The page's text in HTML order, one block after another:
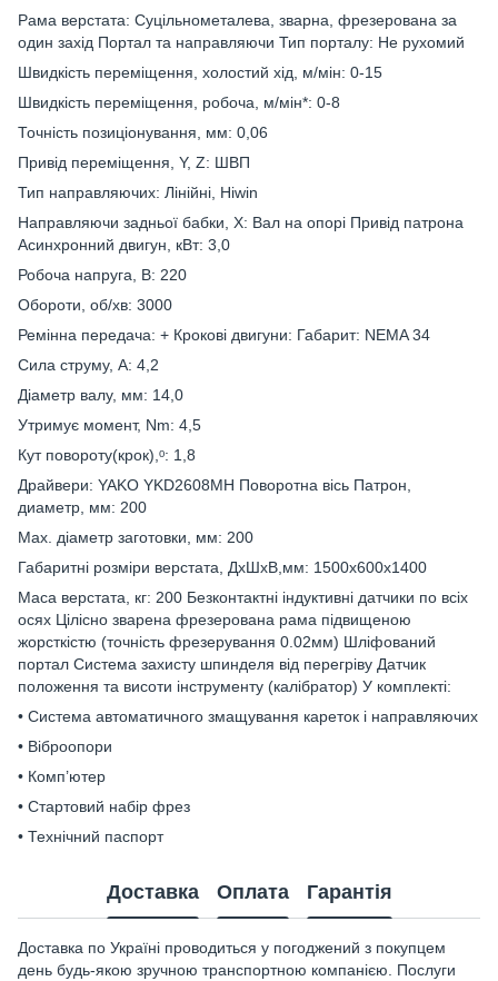
Рама верстата: Суцільнометалева, зварна, фрезерована за
один захід Портал та направляючи Тип порталу: Не рухомий
Швидкість переміщення, холостий хід, м/мін: 0-15
Швидкість переміщення, робоча, м/мін*: 0-8
Точність позиціонування, мм: 0,06
Привід переміщення, Y, Z: ШВП
Тип направляючих: Лінійні, Hiwin
Направляючи задньої бабки, Х: Вал на опорі Привід патрона
Асинхронний двигун, кВт: 3,0
Робоча напруга, В: 220
Обороти, об/хв: 3000
Ремінна передача: + Крокові двигуни: Габарит: NEMA 34
Сила струму, А: 4,2
Діаметр валу, мм: 14,0
Утримує момент, Nm: 4,5
Кут повороту(крок),ᵒ: 1,8
Драйвери: YAKO YKD2608MH Поворотна вісь Патрон,
диаметр, мм: 200
Max. діаметр заготовки, мм: 200
Габаритні розміри верстата, ДхШхВ,мм: 1500х600х1400
Маса верстата, кг: 200 Безконтактні індуктивні датчики по всіх
осях Цілісно зварена фрезерована рама підвищеною
жорсткістю (точність фрезерування 0.02мм) Шліфований
портал Система захисту шпинделя від перегріву Датчик
положення та висоти інструменту (калібратор) У комплекті:
• Система автоматичного змащування кареток і направляючих
• Віброопори
• Комп’ютер
• Стартовий набір фрез
• Технічний паспорт
Доставка Оплата Гарантія
Доставка по Україні проводиться у погоджений з покупцем
день будь-якою зручною транспортною компанією. Послуги